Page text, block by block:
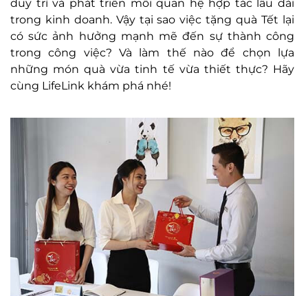
duy trì và phát triển mối quan hệ hợp tác lâu dài
trong kinh doanh. Vậy tại sao việc tặng quà Tết lại
có sức ảnh hưởng mạnh mẽ đến sự thành công
trong công việc? Và làm thế nào để chọn lựa
những món quà vừa tinh tế vừa thiết thực? Hãy
cùng LifeLink khám phá nhé!